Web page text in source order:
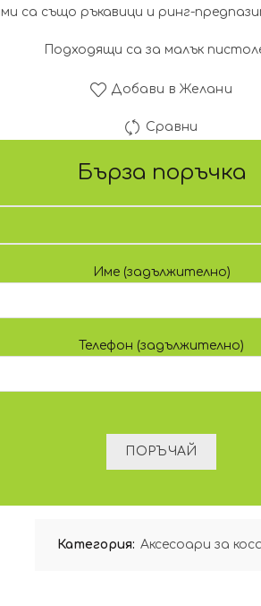
са също ръкавици и ринг-
Подходящи са за малък
Добави в Желани
Сравни
Бърза поръчка
Име (задължително)
Телефон (задължително)
Категория: Аксесоари за